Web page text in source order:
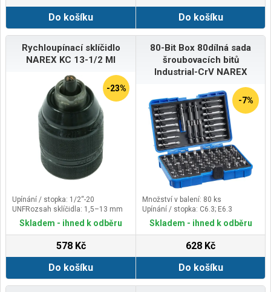
Do košíku
Do košíku
Rychloupínací sklíčidlo
NAREX KC 13-1/2 MI
-23%
Upínání / stopka: 1/2“-20
UNFRozsah sklíčidla: 1,5–13 mm
Skladem - ihned k odběru
578 Kč
Do košíku
80-Bit Box 80dílná sada
šroubovacích bitů
Industrial-CrV NAREX
-7%
Množství v balení: 80 ks
Upínání / stopka: C6.3; E6.3
Skladem - ihned k odběru
628 Kč
Do košíku